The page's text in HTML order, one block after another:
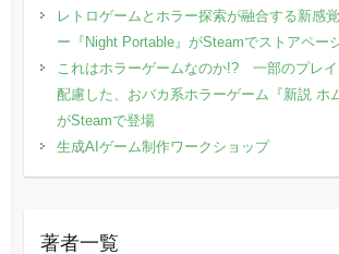
レトロゲームとホラー探索が融合する新感
ー『Night Portable』がSteamでストアペー
これはホラーゲームなのか!? 一部のプレ
配慮した、おバカ系ホラーゲーム『新説 ホ
がSteamで登場
生成AIゲーム制作ワークショップ
著者一覧